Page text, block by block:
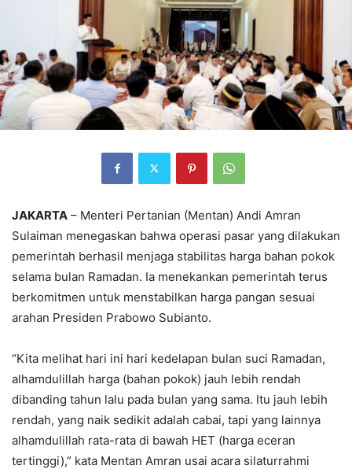
JAKARTA – Menteri Pertanian (Mentan) Andi Amran
Sulaiman menegaskan bahwa operasi pasar yang dilakukan
pemerintah berhasil menjaga stabilitas harga bahan pokok
selama bulan Ramadan. Ia menekankan pemerintah terus
berkomitmen untuk menstabilkan harga pangan sesuai
arahan Presiden Prabowo Subianto.
“Kita melihat hari ini hari kedelapan bulan suci Ramadan,
alhamdulillah harga (bahan pokok) jauh lebih rendah
dibanding tahun lalu pada bulan yang sama. Itu jauh lebih
rendah, yang naik sedikit adalah cabai, tapi yang lainnya
alhamdulillah rata-rata di bawah HET (harga eceran
tertinggi),” kata Mentan Amran usai acara silaturrahmi